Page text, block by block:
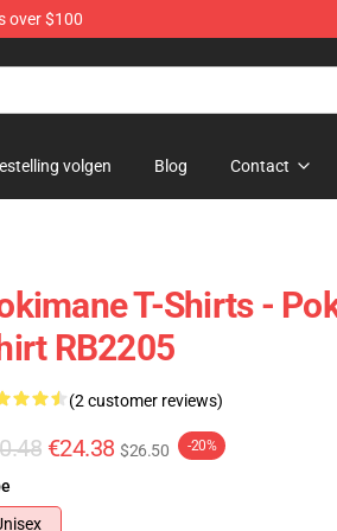
over $100
volgen Blog Contact
T-Shirts -
RB2205
(2 customer reviews)
€24.38 $26.50 -20%